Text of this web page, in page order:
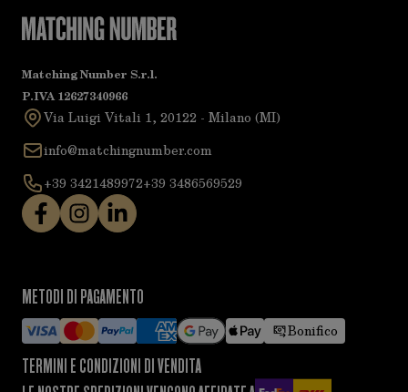
Matching Number S.r.l.
P.IVA 12627340966
Via Luigi Vitali 1, 20122 - Milano (MI)
info@matchingnumber.com
+39 3421489972+39 3486569529
METODI DI PAGAMENTO
Bonifico
TERMINI E CONDIZIONI DI VENDITA